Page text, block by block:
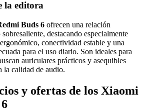
la editora
Buds 6 ofrecen una relación
destacando especialmente
conectividad estable y una
para el uso diario. Son ideales para
auriculares prácticos y asequibles
la calidad de audio.
y ofertas de los Xiaomi